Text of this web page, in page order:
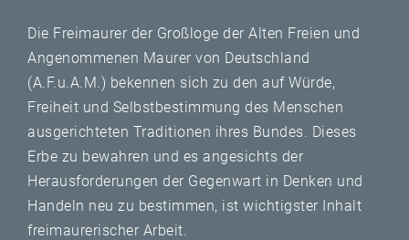
VS-Intern
Die Freimaurer der Großloge der Alten Freien und
Angenommenen Maurer von Deutschland
(A.F.u.A.M.) bekennen sich zu den auf Würde,
Freiheit und Selbstbestimmung des Menschen
ausgerichteten Traditionen ihres Bundes. Dieses
Erbe zu bewahren und es angesichts der
Herausforderungen der Gegenwart in Denken und
Handeln neu zu bestimmen, ist wichtigster Inhalt
freimaurerischer Arbeit.